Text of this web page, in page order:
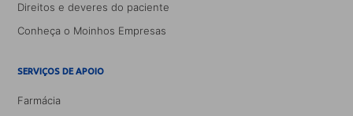
Direitos e deveres do paciente
Conheça o Moinhos Empresas
SERVIÇOS DE APOIO
Farmácia